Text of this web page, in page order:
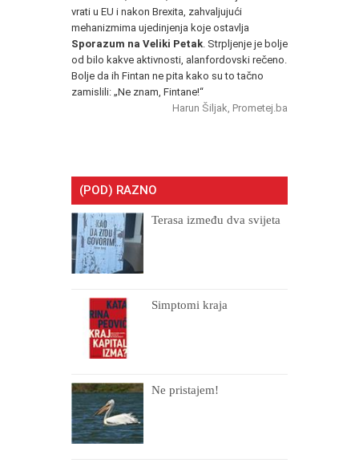
vrati u EU i nakon Brexita, zahvaljujući
mehanizmima ujedinjenja koje ostavlja
Sporazum na Veliki Petak . Strpljenje je bolje
od bilo kakve aktivnosti, alanfordovski rečeno.
Bolje da ih Fintan ne pita kako su to tačno
zamislili: „Ne znam, Fintane!“
Harun Šiljak, Prometej.ba
(POD) RAZNO
Terasa između dva svijeta
Simptomi kraja
Ne pristajem!